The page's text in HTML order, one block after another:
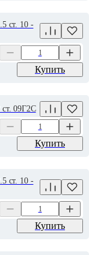
ст. 10 -
Купить
ст. 09Г2С
Купить
ст. 10 -
Купить